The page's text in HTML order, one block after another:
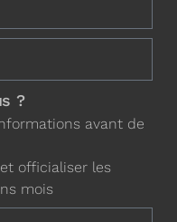
?
avant de
officialiser les
mois